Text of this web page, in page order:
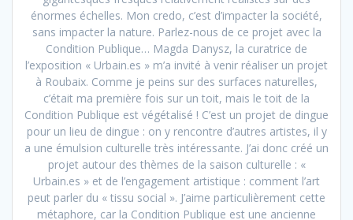
énormes échelles. Mon credo, c’est d’impacter la société,
sans impacter la nature. Parlez-nous de ce projet avec la
Condition Publique… Magda Danysz, la curatrice de
l’exposition « Urbain.es » m’a invité à venir réaliser un projet
à Roubaix. Comme je peins sur des surfaces naturelles,
c’était ma première fois sur un toit, mais le toit de la
Condition Publique est végétalisé ! C’est un projet de dingue
pour un lieu de dingue : on y rencontre d’autres artistes, il y
a une émulsion culturelle très intéressante. J’ai donc créé un
projet autour des thèmes de la saison culturelle : «
Urbain.es » et de l’engagement artistique : comment l’art
peut parler du « tissu social ». J’aime particulièrement cette
métaphore, car la Condition Publique est une ancienne